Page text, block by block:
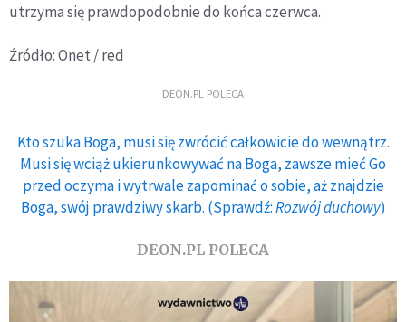
utrzyma się prawdopodobnie do końca czerwca.
Źródło: Onet / red
DEON.PL POLECA
Kto szuka Boga, musi się zwrócić całkowicie do wewnątrz.
Musi się wciąż ukierunkowywać na Boga, zawsze mieć Go
przed oczyma i wytrwale zapominać o sobie, aż znajdzie
Boga, swój prawdziwy skarb. (Sprawdź:Rozwój duchowy)
DEON.PL POLECA